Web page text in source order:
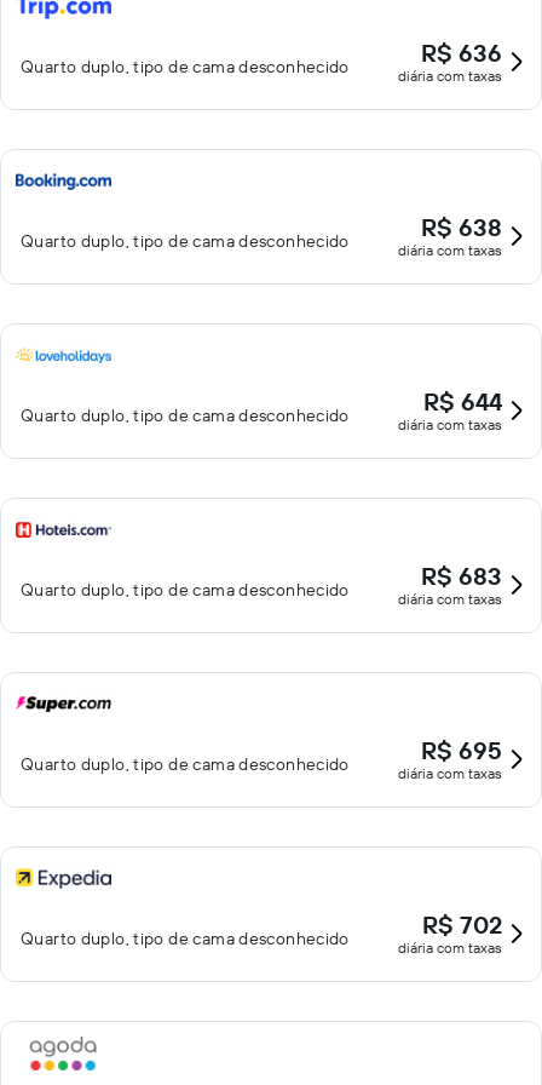
Quarto duplo, tipo de cama desconhecido R$ 636
diária com taxas
Quarto duplo, tipo de cama desconhecido R$ 638
diária com taxas
Quarto duplo, tipo de cama desconhecido R$ 644
diária com taxas
Quarto duplo, tipo de cama desconhecido R$ 683
diária com taxas
Quarto duplo, tipo de cama desconhecido R$ 695
diária com taxas
Quarto duplo, tipo de cama desconhecido R$ 702
diária com taxas